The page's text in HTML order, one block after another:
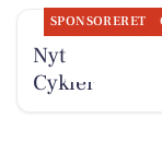
SPONSORERET
Nyt fra Per P.
Cykler